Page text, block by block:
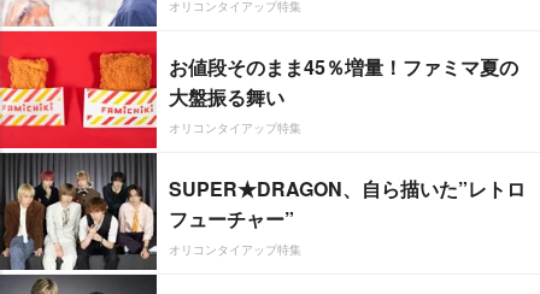
オリコンタイアップ特集
お値段そのまま45％増量！ファミマ夏の
大盤振る舞い
オリコンタイアップ特集
SUPER★DRAGON、自ら描いた”レトロ
フューチャー”
オリコンタイアップ特集